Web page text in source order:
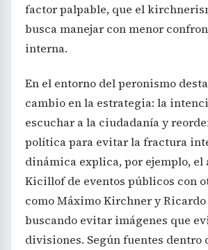
factor palpable, que el
busca manejar con menor
interna.
En el entorno del peronismo
cambio en la estrategia: la
escuchar a la ciudadanía y
política para evitar la fractura
dinámica explica, por ejemplo, el
Kicillof de eventos públicos con
como Máximo Kirchner y
buscando evitar imágenes que
divisiones. Según fuentes dentro